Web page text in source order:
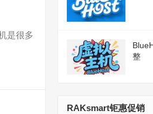
是很多
整
RAKsmart钜惠促销